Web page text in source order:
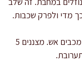
מדי ולפרק שכבות.
מתבלים באגוז מוסקט, מלח ופלפל, ומכבים אש. מצננים 5